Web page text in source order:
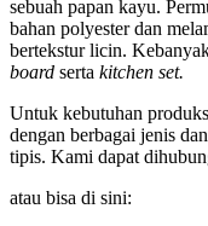
sebuah papan kayu.
bahan polyester dan
bertekstur licin.
board serta kitchen set.
Untuk kebutuhan
dengan berbagai jenis
tipis. Kami dapat
atau bisa di sini: